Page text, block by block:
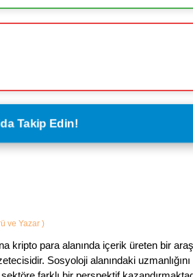
Takip Edin!
ve Yazar )
kripto para alanında içerik üreten bir
Sosyoloji alanındaki